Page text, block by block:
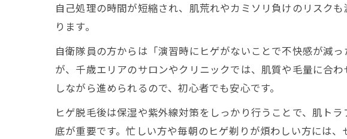
自己処理の時間が短縮され、肌荒れやカミソリ負けのリスク
ります。
自衛隊員の方からは「演習時にヒゲがないことで不快感が減
が、千歳エリアのサロンやクリニックでは、肌質や毛量に合
しながら進められるので、初心者でも安心です。
ヒゲ脱毛後は保湿や紫外線対策をしっかり行うことで、肌ト
底が重要です。忙しい方や毎朝のヒゲ剃りが煩わしい方には、